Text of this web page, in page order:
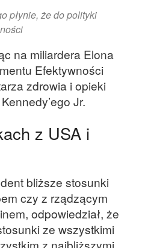
płynie, że do polityki
na miliardera Elona
Efektywności
zdrowia i opieki
Jr.
z USA i
bliższe stosunki
czy z rządzącym
odpowiedział, że
ze wszystkimi
z najbliższymi